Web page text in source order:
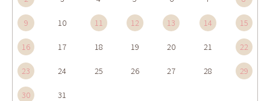
9 10 11 12 13 14 15
16 17 18 19 20 21 22
23 24 25 26 27 28 29
30 31